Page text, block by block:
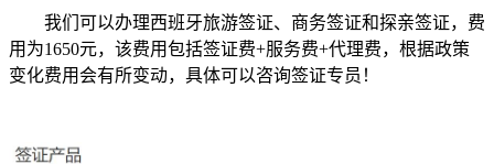
我们可以办理西班牙旅游签证、商务签证和探亲签证，费
用为1650元，该费用包括签证费+服务费+代理费，根据政策
变化费用会有所变动，具体可以咨询签证专员！